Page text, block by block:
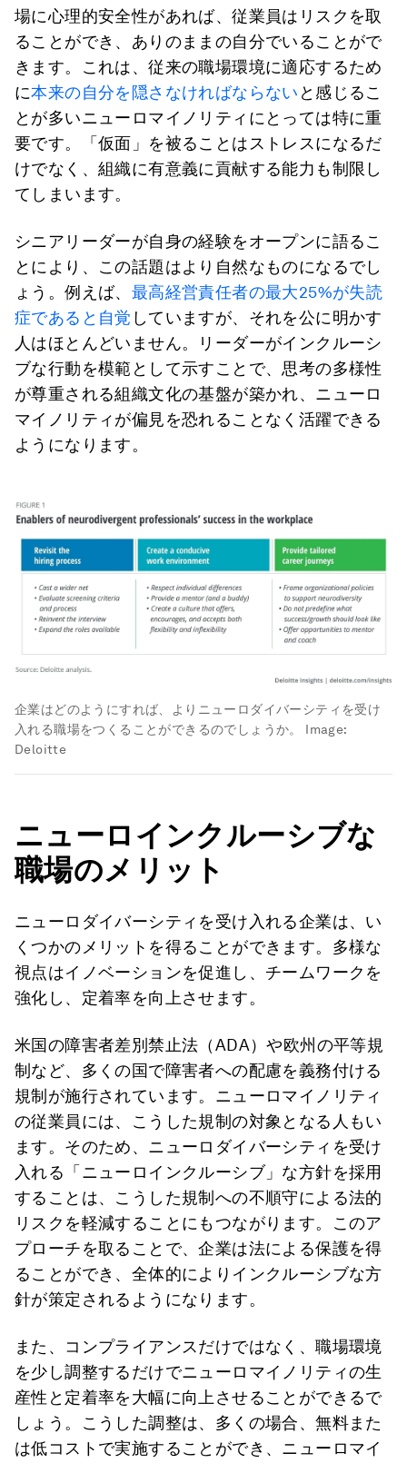
場に心理的安全性があれば、従業員はリスクを取
ることができ、ありのままの自分でいることがで
きます。これは、従来の職場環境に適応するため
に本来の自分を隠さなければならない と感じるこ
とが多いニューロマイノリティにとっては特に重
要です。「仮面」を被ることはストレスになるだ
けでなく、組織に有意義に貢献する能力も制限し
てしまいます。
シニアリーダーが自身の経験をオープンに語るこ
とにより、この話題はより自然なものになるでし
ょう。例えば、 最高経営責任者の最大25%が失読
症であると自覚 していますが、それを公に明かす
人はほとんどいません。リーダーがインクルーシ
ブな行動を模範として示すことで、思考の多様性
が尊重される組織文化の基盤が築かれ、ニューロ
マイノリティが偏見を恐れることなく活躍できる
ようになります。
企業はどのようにすれば、よりニューロダイバーシティを受け
入れる職場をつくることができるのでしょうか。
Image:
Deloitte
ニューロインクルーシブな
職場のメリット
ニューロダイバーシティを受け入れる企業は、い
くつかのメリットを得ることができます。多様な
視点はイノベーションを促進し、チームワークを
強化し、定着率を向上させます。
米国の障害者差別禁止法（ADA）や欧州の平等規
制など、多くの国で障害者への配慮を義務付ける
規制が施行されています。ニューロマイノリティ
の従業員には、こうした規制の対象となる人もい
ます。そのため、ニューロダイバーシティを受け
入れる「ニューロインクルーシブ」な方針を採用
することは、こうした規制への不順守による法的
リスクを軽減することにもつながります。このア
プローチを取ることで、企業は法による保護を得
ることができ、全体的によりインクルーシブな方
針が策定されるようになります。
また、コンプライアンスだけではなく、職場環境
を少し調整するだけでニューロマイノリティの生
産性と定着率を大幅に向上させることができるで
しょう。こうした調整は、多くの場合、無料また
は低コストで実施することができ、ニューロマイ